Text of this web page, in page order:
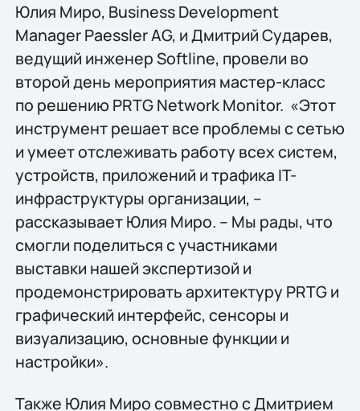
Юлия Миро, Business Development
Manager Paessler AG, и Дмитрий Сударев,
ведущий инженер Softline, провели во
второй день мероприятия мастер-класс
по решению PRTG Network Monitor. «Этот
инструмент решает все проблемы с сетью
и умеет отслеживать работу всех систем,
устройств, приложений и трафика IT-
инфраструктуры организации, –
рассказывает Юлия Миро. – Мы рады, что
смогли поделиться с участниками
выставки нашей экспертизой и
продемонстрировать архитектуру PRTG и
графический интерфейс, сенсоры и
визуализацию, основные функции и
настройки».
Также Юлия Миро совместно с Дмитрием